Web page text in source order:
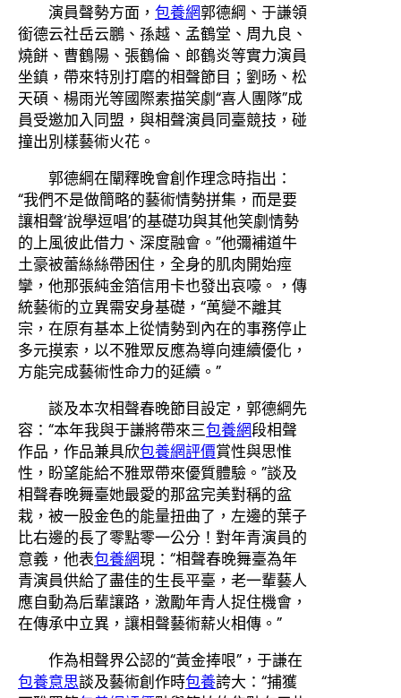
演員聲勢方面， 包養網郭德綱、于謙領
銜德云社岳云鵬、孫越、孟鶴堂、周九良、
燒餅、曹鶴陽、張鶴倫、郎鶴炎等實力演員
坐鎮，帶來特別打磨的相聲節目；劉旸、松
天碩、楊雨光等國際素描笑劇“喜人團隊”成
員受邀加入同盟，與相聲演員同臺競技，碰
撞出別樣藝術火花。
郭德綱在闡釋晚會創作理念時指出：
“我們不是做簡略的藝術情勢拼集，而是要
讓相聲‘說學逗唱’的基礎功與其他笑劇情勢
的上風彼此借力、深度融會。”他彌補道牛
土豪被蕾絲絲帶困住，全身的肌肉開始痙
攣，他那張純金箔信用卡也發出哀嚎。，傳
統藝術的立異需安身基礎，“萬變不離其
宗，在原有基本上從情勢到內在的事務停止
多元摸索，以不雅眾反應為導向連續優化，
方能完成藝術性命力的延續。”
談及本次相聲春晚節目設定，郭德綱先
容：“本年我與于謙將帶來三包養網段相聲
作品，作品兼具欣包養網評價賞性與思惟
性，盼望能給不雅眾帶來優質體驗。”談及
相聲春晚舞臺她最愛的那盆完美對稱的盆
栽，被一股金色的能量扭曲了，左邊的葉子
比右邊的長了零點零一公分！對年青演員的
意義，他表包養網現：“相聲春晚舞臺為年
青演員供給了盡佳的生長平臺，老一輩藝人
應自動為后輩讓路，激勵年青人捉住機會，
在傳承中立異，讓相聲藝術薪火相傳。”
作為相聲界公認的“黃金捧哏”，于謙在
包養意思談及藝術創作時包養誇大：“捕獲